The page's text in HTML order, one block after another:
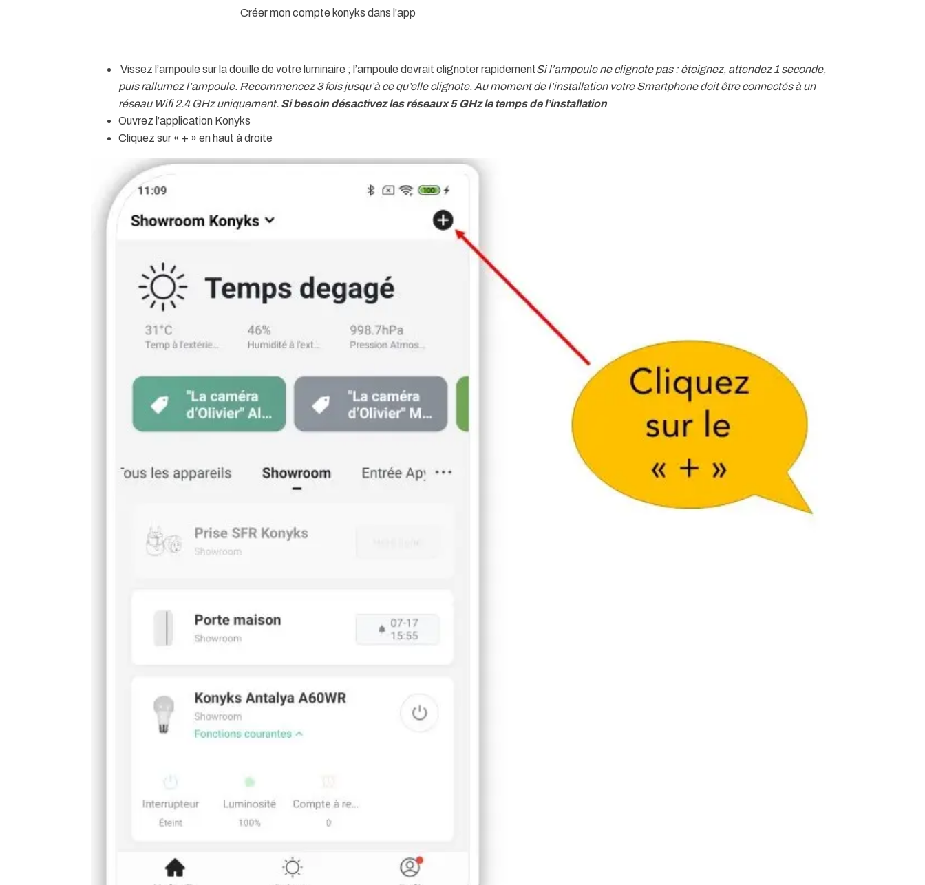
Créer mon compte konyks dans l'app
Vissez l’ampoule sur la douille de votre luminaire ; l’ampoule devrait clignoter rapidementSi l’ampoule ne clignote pas : éteignez, attendez 1 seconde,
puis rallumez l’ampoule. Recommencez 3 fois jusqu’à ce qu’elle clignote. Au moment de l’installation votre Smartphone doit être connectés à un
réseau Wifi 2.4 GHz uniquement. Si besoin désactivez les réseaux 5 GHz le temps de l’installation
Ouvrez l’application Konyks
Cliquez sur « + » en haut à droite